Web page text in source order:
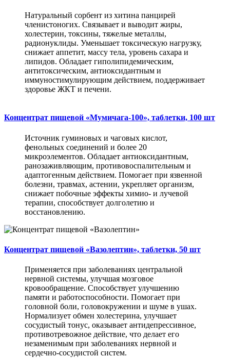
Натуральный сорбент из хитина панцирей
членистоногих. Связывает и выводит жиры,
холестерин, токсины, тяжелые металлы,
радионуклиды. Уменьшает токсическую нагрузку,
снижает аппетит, массу тела, уровень сахара и
липидов. Обладает гиполипидемическим,
антитоксическим, антиоксидантным и
иммуностимулирующим действием, поддерживает
здоровье ЖКТ и печени.
Концентрат пищевой «Мумичага-100», таблетки, 100 шт
Источник гуминовых и чаговых кислот,
фенольных соединений и более 20
микроэлементов. Обладает антиоксидантным,
ранозаживляющим, противовоспалительным и
адаптогенным действием. Помогает при язвенной
болезни, травмах, астении, укрепляет организм,
снижает побочные эффекты химио- и лучевой
терапии, способствует долголетию и
восстановлению.
Концентрат пищевой «Вазолептин», таблетки, 50 шт
Применяется при заболеваниях центральной
нервной системы, улучшая мозговое
кровообращение. Способствует улучшению
памяти и работоспособности. Помогает при
головной боли, головокружении и шуме в ушах.
Нормализует обмен холестерина, улучшает
сосудистый тонус, оказывает антидепрессивное,
противотревожное действие, что делает его
незаменимым при заболеваниях нервной и
сердечно-сосудистой систем.